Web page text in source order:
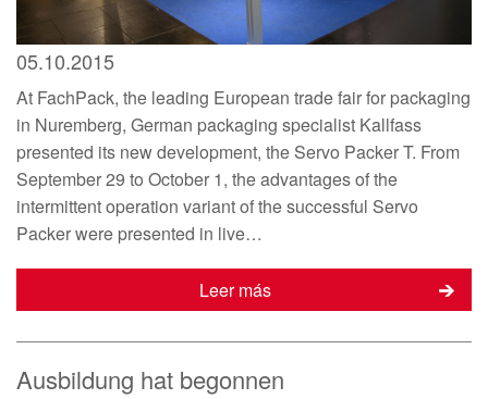
05.10.2015
At FachPack, the leading European trade fair for packaging
in Nuremberg, German packaging specialist Kallfass
presented its new development, the Servo Packer T. From
September 29 to October 1, the advantages of the
intermittent operation variant of the successful Servo
Packer were presented in live…
Leer más
Ausbildung hat begonnen